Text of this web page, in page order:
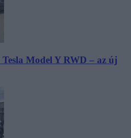
Model Y RWD – az új